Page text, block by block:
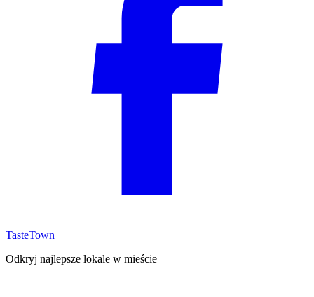
TasteTown
Odkryj najlepsze lokale w mieście